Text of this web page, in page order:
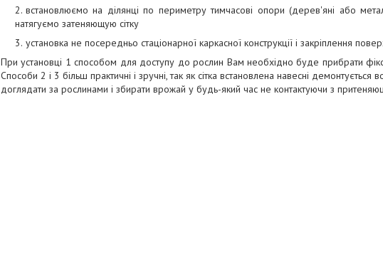
встановлюємо на ділянці по периметру тимчасові опори (дерев'яні або
натягуємо затеняющую сітку
установка не посередньо стаціонарної каркасної конструкції і закріплення
При установці 1 способом для доступу до рослин Вам необхідно буде прибрати
Способи 2 і 3 більш практичні і зручні, так як сітка встановлена навесні
доглядати за рослинами і збирати врожай у будь-який час не контактуючи з